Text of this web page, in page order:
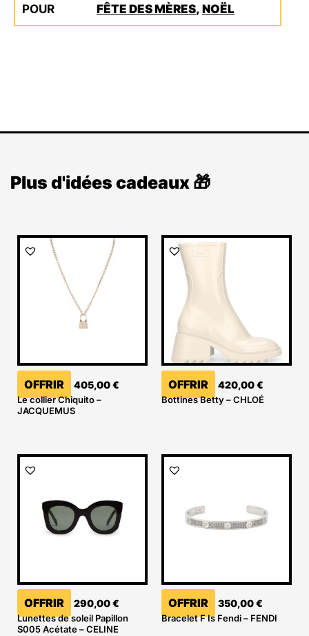
POUR
FÊTE DES MÈRES, NOËL
Plus d'idées cadeaux 🎁
OFFRIR 405,00€
Le collier Chiquito –
JACQUEMUS
OFFRIR 420,00€
Bottines Betty – CHLOÉ
OFFRIR 290,00€
Lunettes de soleil Papillon
S005 Acétate – CELINE
OFFRIR 350,00€
Bracelet F Is Fendi – FENDI